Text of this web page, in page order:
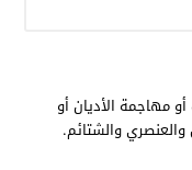
مهاجمة الأديان أو
والعنصري والشتائم.